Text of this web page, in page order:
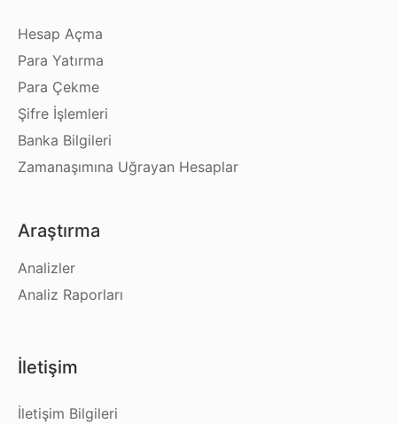
Hesap Açma
Para Yatırma
Para Çekme
Şifre İşlemleri
Banka Bilgileri
Zamanaşımına Uğrayan Hesaplar
Araştırma
Analizler
Analiz Raporları
İletişim
İletişim Bilgileri